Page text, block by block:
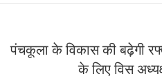
पंचकूला के विकास की बढ़ेगी
के लिए विस